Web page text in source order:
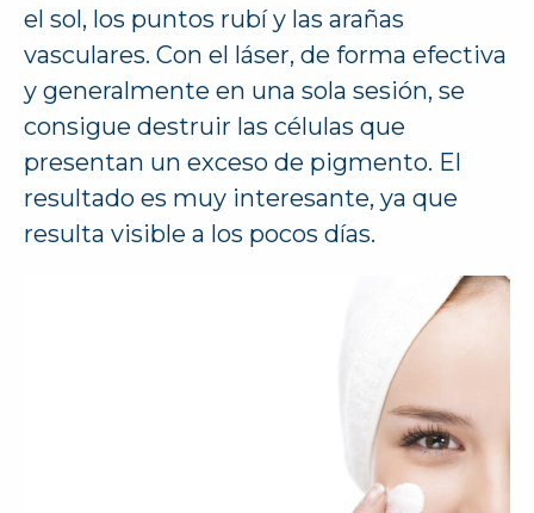
el sol, los puntos rubí y las arañas
vasculares. Con el láser, de forma efectiva
y generalmente en una sola sesión, se
consigue destruir las células que
presentan un exceso de pigmento. El
resultado es muy interesante, ya que
resulta visible a los pocos días.